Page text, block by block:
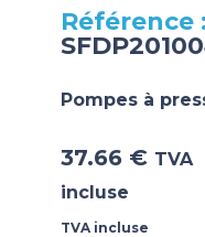
Pompes à
37.66 € TVA
incluse
TVA incluse